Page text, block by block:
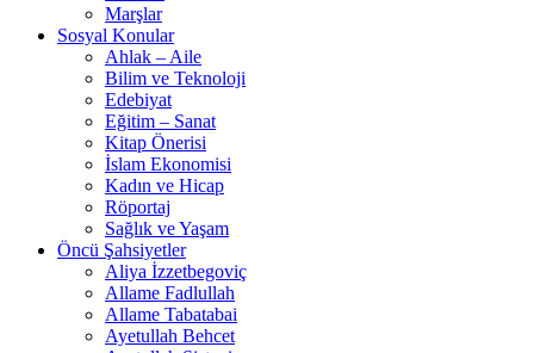
Marşlar
Sosyal Konular
Ahlak – Aile
Bilim ve Teknoloji
Edebiyat
Eğitim – Sanat
Kitap Önerisi
İslam Ekonomisi
Kadın ve Hicap
Röportaj
Sağlık ve Yaşam
Öncü Şahsiyetler
Aliya İzzetbegoviç
Allame Fadlullah
Allame Tabatabai
Ayetullah Behcet